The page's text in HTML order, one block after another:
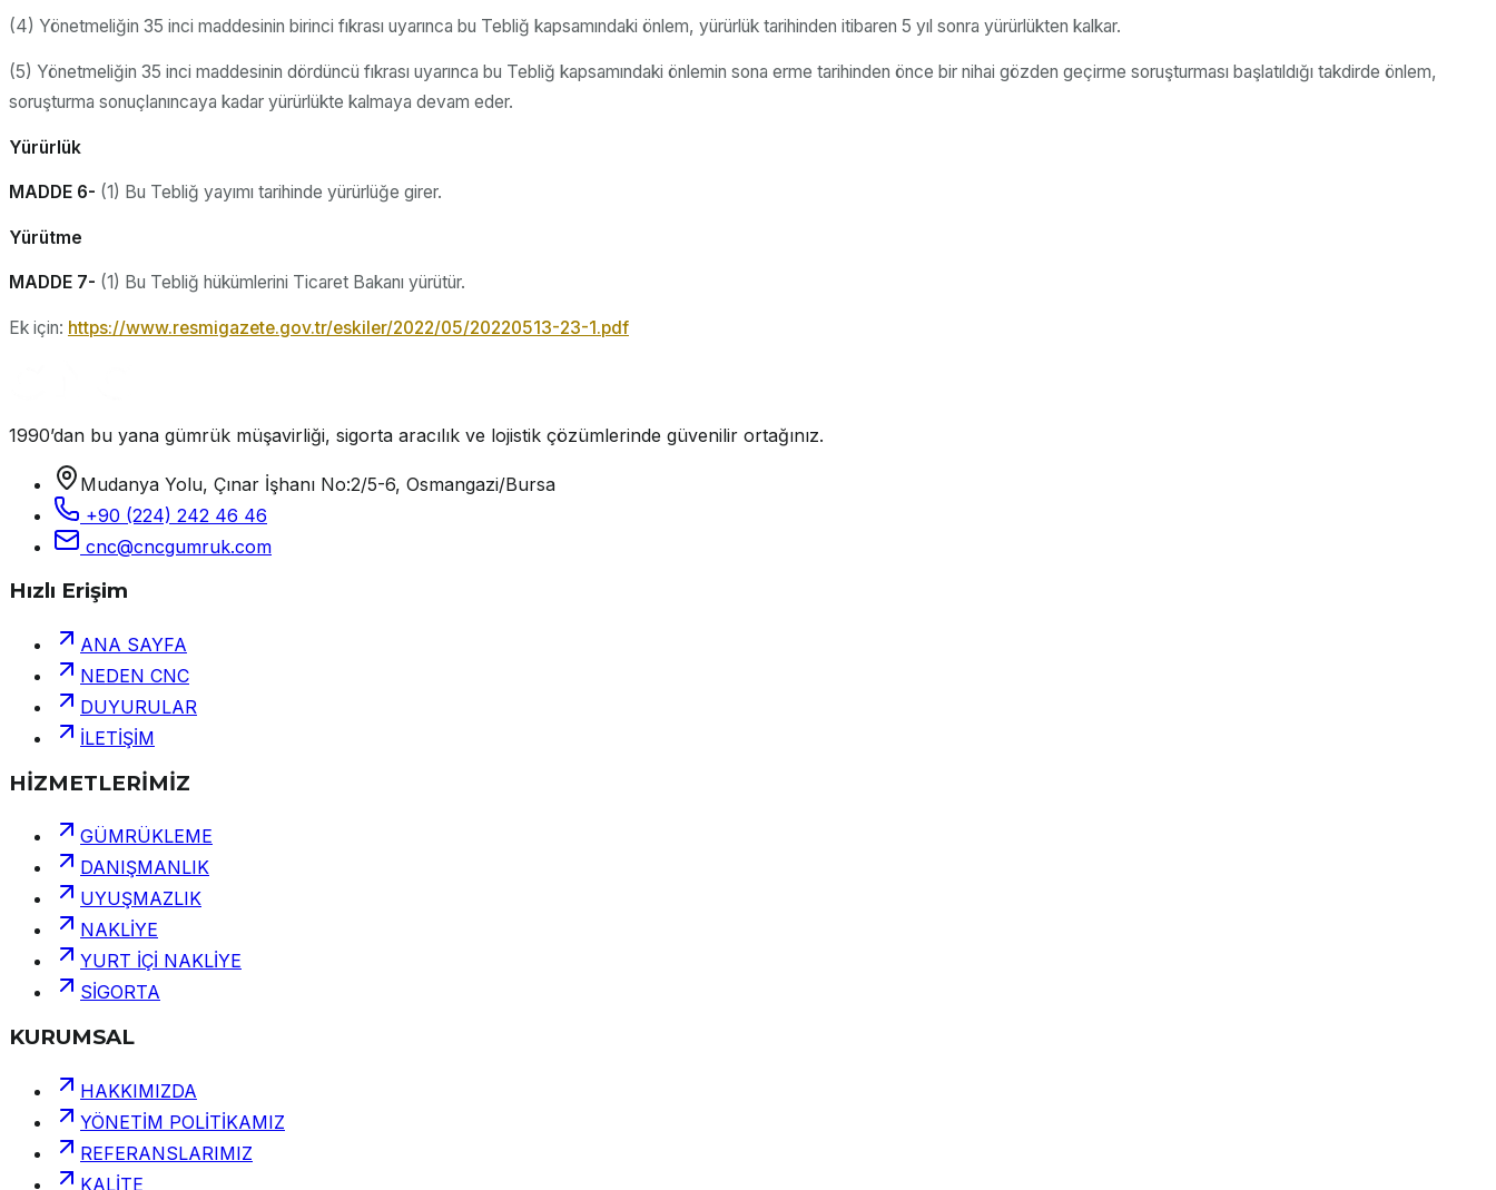
(4) Yönetmeliğin 35 inci maddesinin birinci fıkrası uyarınca bu Tebliğ kapsamındaki önlem, yürürlük tarihinden itibaren 5 yıl sonra yürürlükten kalkar.
(5) Yönetmeliğin 35 inci maddesinin dördüncü fıkrası uyarınca bu Tebliğ kapsamındaki önlemin sona erme tarihinden önce bir nihai gözden geçirme soruşturması başlatıldığı takdirde önlem,
soruşturma sonuçlanıncaya kadar yürürlükte kalmaya devam eder.
Yürürlük
MADDE 6- (1) Bu Tebliğ yayımı tarihinde yürürlüğe girer.
Yürütme
MADDE 7- (1) Bu Tebliğ hükümlerini Ticaret Bakanı yürütür.
Ek için: https://www.resmigazete.gov.tr/eskiler/2022/05/20220513-23-1.pdf
1990’dan bu yana gümrük müşavirliği, sigorta aracılık ve lojistik çözümlerinde güvenilir ortağınız.
Mudanya Yolu, Çınar İşhanı No:2/5-6, Osmangazi/Bursa
+90 (224) 242 46 46
cnc@cncgumruk.com
Hızlı Erişim
ANA SAYFA
NEDEN CNC
DUYURULAR
İLETİŞİM
HİZMETLERİMİZ
GÜMRÜKLEME
DANIŞMANLIK
UYUŞMAZLIK
NAKLİYE
YURT İÇİ NAKLİYE
SİGORTA
KURUMSAL
HAKKIMIZDA
YÖNETİM POLİTİKAMIZ
REFERANSLARIMIZ
KALİTE